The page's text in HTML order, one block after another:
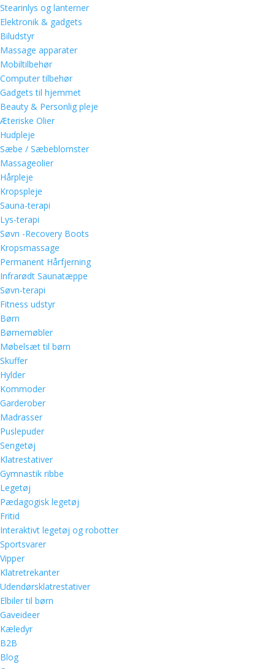
Stearinlys og lanterner
Elektronik & gadgets
Biludstyr
Massage apparater
Mobiltilbehør
Computer tilbehør
Gadgets til hjemmet
Beauty & Personlig pleje
Æteriske Olier
Hudpleje
Sæbe / Sæbeblomster
Massageolier
Hårpleje
Kropspleje
Sauna-terapi
Lys-terapi
Søvn -Recovery Boots
Kropsmassage
Permanent Hårfjerning
Infrarødt Saunatæppe
Søvn-terapi
Fitness udstyr
Børn
Børnemøbler
Møbelsæt til børn
Skuffer
Hylder
Kommoder
Garderober
Madrasser
Puslepuder
Sengetøj
Klatrestativer
Gymnastik ribbe
Legetøj
Pædagogisk legetøj
Fritid
Interaktivt legetøj og robotter
Sportsvarer
Vipper
Klatretrekanter
Udendørsklatrestativer
Elbiler til børn
Gaveideer
Kæledyr
B2B
Blog